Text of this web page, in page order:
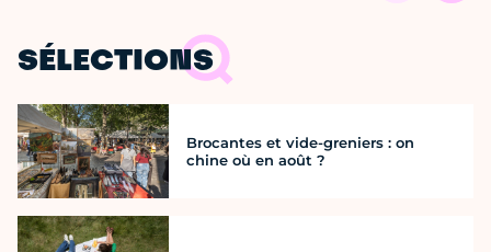
SÉLECTIONS
Brocantes et vide-greniers : on
chine où en août ?